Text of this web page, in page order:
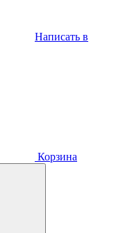
Написать в
Корзина